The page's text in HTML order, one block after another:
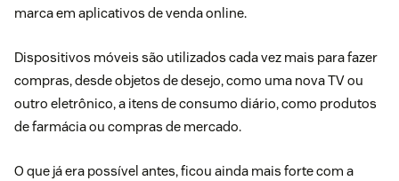
marca em aplicativos de venda online.
Dispositivos móveis são utilizados cada vez mais para fazer
compras, desde objetos de desejo, como uma nova TV ou
outro eletrônico, a itens de consumo diário, como produtos
de farmácia ou compras de mercado.
O que já era possível antes, ficou ainda mais forte com a